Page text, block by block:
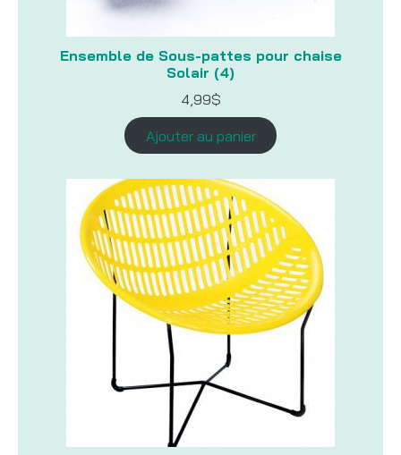
Ensemble de Sous-pattes pour chaise
Solair (4)
4,99$
Ajouter au panier